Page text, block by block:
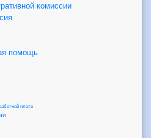
комиссии
помощь
плате